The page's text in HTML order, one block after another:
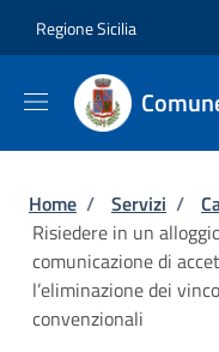
Regione Sicilia
Briciole di
Home / Servizi /
Risiedere in un
comunicazione di
l’eliminazione dei
convenzionali